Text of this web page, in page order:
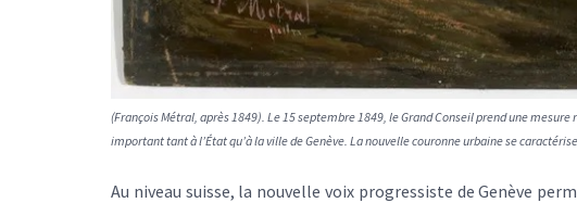
(François Métral, après 1849). Le 15 septembre 1849, le Grand Conseil prend une
important tant à l’État qu’à la ville de Genève. La nouvelle couronne urbaine se
Au niveau suisse, la nouvelle voix progressiste de Genève